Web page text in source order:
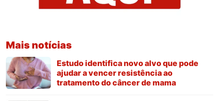
Mais notícias
Estudo identifica novo alvo que pode
ajudar a vencer resistência ao
tratamento do câncer de mama